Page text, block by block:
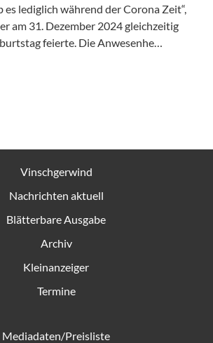
es lediglich während der Corona Zeit“,
am 31. Dezember 2024 gleichzeitig
feierte. Die Anwesenhe…
Vinschgerwind
Nachrichten aktuell
Blätterbare Ausgabe
Archiv
Kleinanzeiger
Termine
Mediadaten/Preisliste